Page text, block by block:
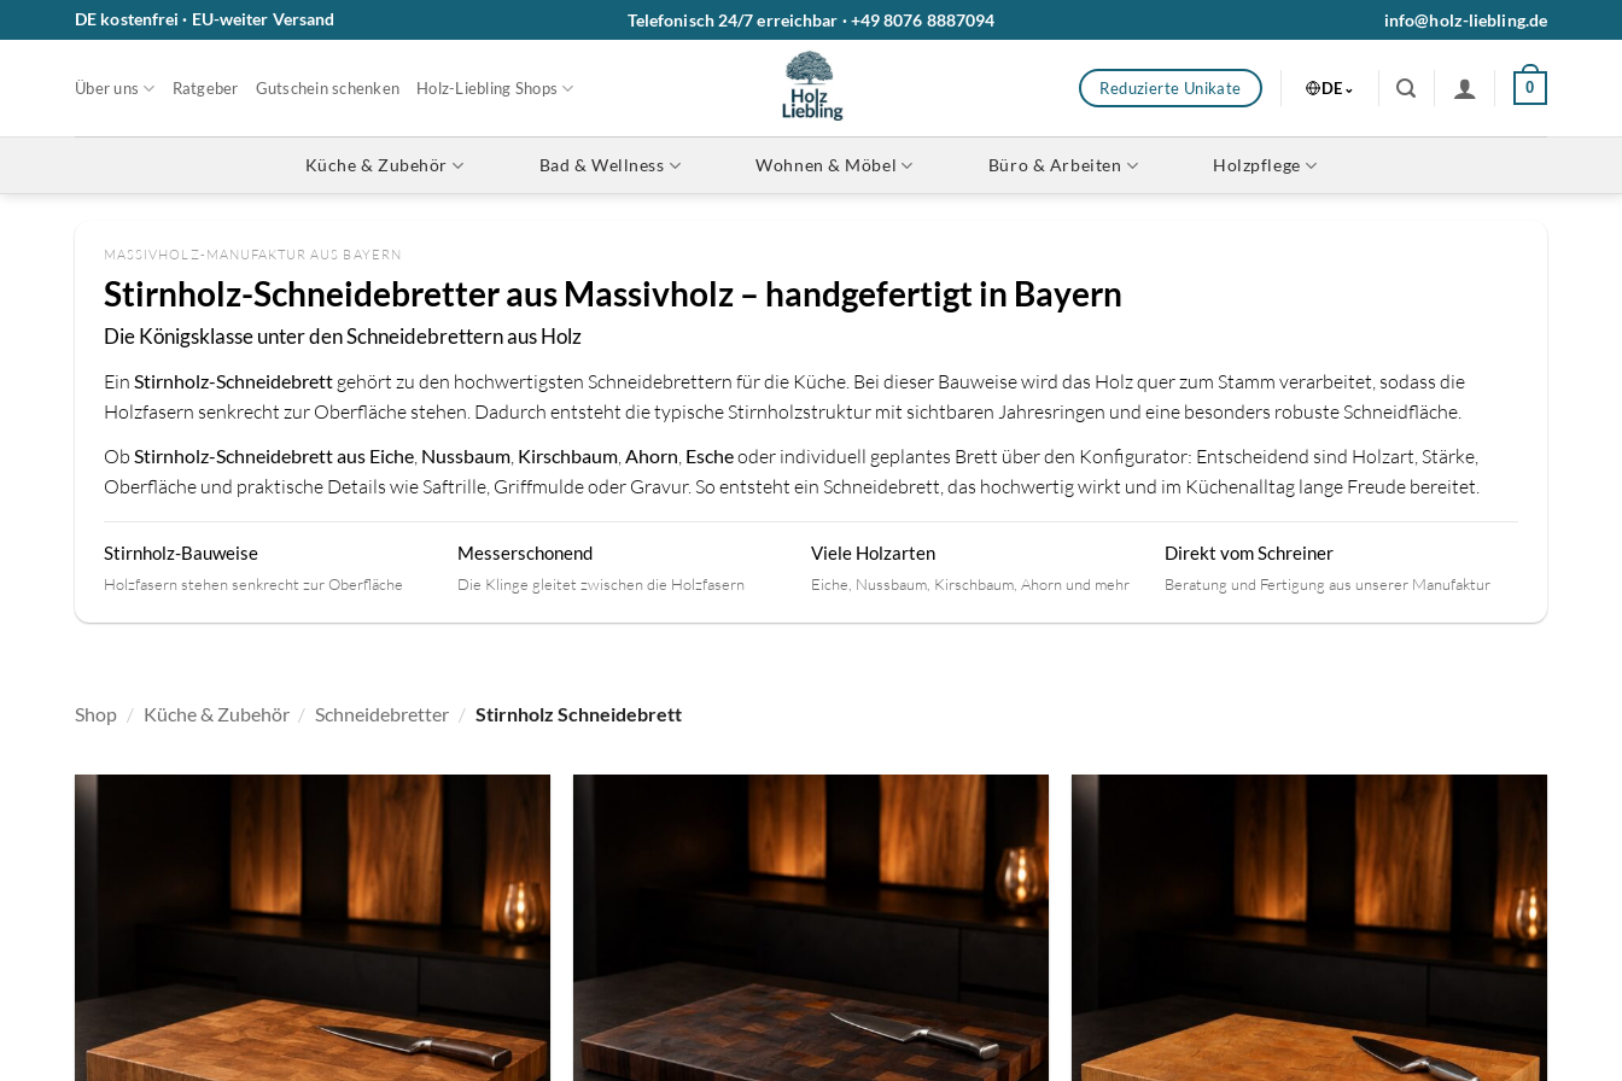
Inhalt
DE kostenfrei · EU-weiter Versand Telefonisch 24/7 erreichbar · +49 8076 8887094 info@holz-liebling.de
Über uns Ratgeber Gutschein schenken Holz-Liebling Shops Reduzierte Unikate DE 0
Küche & Zubehör Bad & Wellness Wohnen & Möbel Büro & Arbeiten Holzpflege
MASSIVHOLZ-MANUFAKTUR AUS BAYERN
Stirnholz-Schneidebretter aus Massivholz – handgefertigt in Bayern
Die Königsklasse unter den Schneidebrettern aus Holz
Ein Stirnholz-Schneidebrett gehört zu den hochwertigsten Schneidebrettern für die Küche. Bei dieser Bauweise wird das Holz quer zum Stamm verarbeitet, sodass die
Holzfasern senkrecht zur Oberfläche stehen. Dadurch entsteht die typische Stirnholzstruktur mit sichtbaren Jahresringen und eine besonders robuste Schneidfläche.
Ob Stirnholz-Schneidebrett aus Eiche, Nussbaum, Kirschbaum,Ahorn, Escheoder individuell geplantes Brett über den Konfigurator: Entscheidend sind Holzart, Stärke,
Oberfläche und praktische Details wie Saftrille, Griffmulde oder Gravur. So entsteht ein Schneidebrett, das hochwertig wirkt und im Küchenalltag lange Freude bereitet.
Stirnholz-Bauweise
Holzfasern stehen senkrecht zur Oberfläche
Messerschonend
Die Klinge gleitet zwischen die Holzfasern
Viele Holzarten
Eiche, Nussbaum, Kirschbaum, Ahorn und mehr
Direkt vom Schreiner
Beratung und Fertigung aus unserer Manufaktur
Shop / Küche & Zubehör / Schneidebretter / Stirnholz Schneidebrett